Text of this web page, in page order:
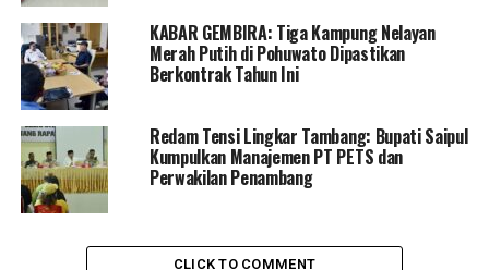
“Diakui pula bahwa setiap hari raya banyak perbedaan
yang terjadi kaitan dengan pelaksanaan salat. Namun
hal itu jangan dijadikan sebagai persoalan, akan tetapi
mari saling menghargai dan tetap mempererat rasa
persatuan, menjaga kebersamaan diantara sesama,
karena kunci dari keamanan dan ketertiban suatu
wilayah adalah saling menghargai,” pungkas Bupati
Saipul Mbuinga
KABAR GEMBIRA: Tiga Kampung Nelayan
Merah Putih di Pohuwato Dipastikan
Berkontrak Tahun Ini
Redam Tensi Lingkar Tambang: Bupati Saipul
Kumpulkan Manajemen PT PETS dan
Perwakilan Penambang
CLICK TO COMMENT